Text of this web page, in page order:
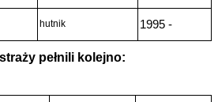
hutnik 1995 -
pełnili kolejno: